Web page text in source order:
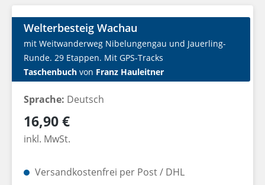
Welterbesteig Wachau
mit Weitwanderweg Nibelungengau und Jauerling-
Runde. 29 Etappen. Mit GPS-Tracks
Taschenbuch von Franz Hauleitner
Sprache: Deutsch
Regulärer Preis:
16,90 €
inkl. MwSt.
Versandkostenfrei per Post / DHL